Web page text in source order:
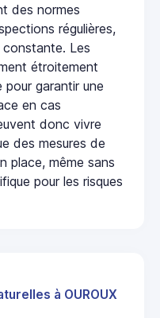
des normes
régulières,
constante. Les
étroitement
garantir une
en cas
donc vivre
des mesures de
place, même sans
pour les risques
à OUROUX